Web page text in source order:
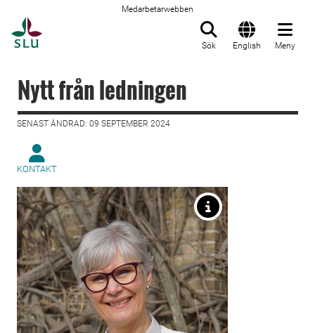
Medarbetarwebben
Sök English Meny
Nytt från ledningen
SENAST ÄNDRAD: 09 SEPTEMBER 2024
KONTAKT